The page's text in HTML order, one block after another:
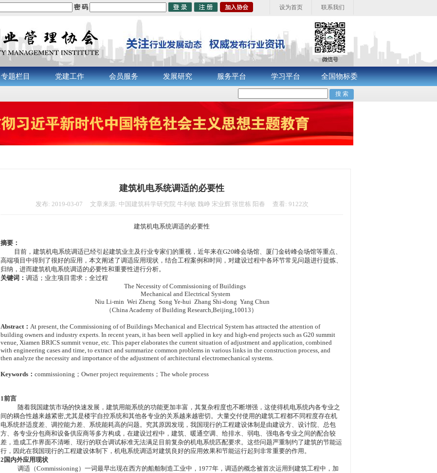
密 码 联系我们
设为首页
专题栏目 党建工作 会员服务 发展研究 服务平台 学习平台 全国物标委
建筑机电系统调适的必要性
发布: 2019-03-07 文章来源: 中国建筑科学研究院 牛利敏 魏峥 宋业辉 张世栋 阳春 查看: 9122次
建筑机电系统调适的必要性
摘要：
目前，建筑机电系统调适已经引起建筑业主及行业专家们的重视，近年来在G20峰会场馆、厦门金砖峰会场馆等重点、
高端项目中得到了很好的应用，本文阐述了调适应用现状，结合工程案例和时间，对建设过程中各环节常见问题进行提炼、
归纳，进而建筑机电系统调适的必要性和重要性进行分析。
关键词： 调适；业主项目需求；全过程
The Necessity of Commissioning of Buildings
Mechanical and Electrical System
Niu Li-min Wei Zheng Song Ye-hui Zhang Shi-dong Yang Chun
（China Academy of Building Research,Beijing,10013）
Abstract： At present, the Commissioning of of Buildings Mechanical and Electrical System has attracted the attention of
building owners and industry experts. In recent years, it has been well applied in key and high-end projects such as G20 summit
venue, Xiamen BRICS summit venue, etc. This paper elaborates the current situation of adjustment and application, combined
with engineering cases and time, to extract and summarize common problems in various links in the construction process, and
then analyze the necessity and importance of the adjustment of architectural electromechanical systems.
Keywords ： commissioning ； Owner project requirements ； The whole process
1前言
随着我国建筑市场的快速发展，建筑用能系统的功能更加丰富，其复杂程度也不断增强，这使得机电系统内各专业之
间的耦合性越来越紧密,尤其是楼宇自控系统和其他各专业的关系越来越密切。大量交付使用的建筑工程都不同程度存在机
电系统舒适度差、调控能力差、系统能耗高的问题。究其原因发现，我国现行的工程建设体制是由建设方、设计院、总包
方、各专业分包商和设备供应商等多方构成，在建设过程中，建筑、暖通空调、给排水、弱电、强电各专业之间的配合较
差，造成工作界面不清晰、现行的联合调试标准无法满足目前复杂的机电系统匹配要求。这些问题严重制约了建筑的节能运
行，因此在我国现行的工程建设体制下，机电系统调适对建筑良好的应用效果和节能运行起到非常重要的作用。
2 国内外应用现状
调适（Commissioning）一词最早出现在西方的船舶制造工业中，1977年，调适的概念被首次运用到建筑工程中，加